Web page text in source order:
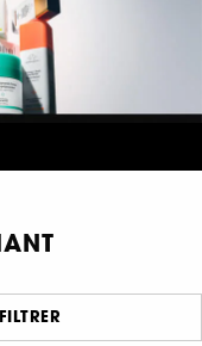
FILTRER